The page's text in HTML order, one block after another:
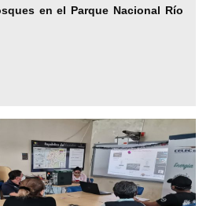
en el Parque Nacional Río